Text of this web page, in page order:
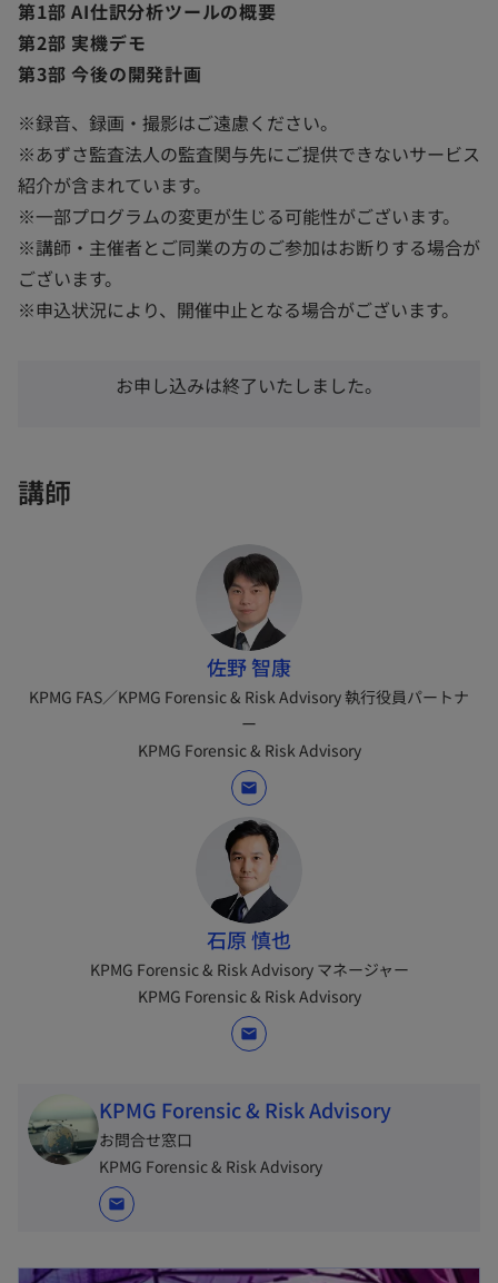
で
第1部 AI仕訳分析ツールの概要
第2部 実機デモ
第3部 今後の開発計画
※録音、録画・撮影はご遠慮ください。
※あずさ監査法人の監査関与先にご提供できないサービス
紹介が含まれています。
※一部プログラムの変更が生じる可能性がございます。
※講師・主催者とご同業の方のご参加はお断りする場合が
ございます。
※申込状況により、開催中止となる場合がございます。
お申し込みは終了いたしました。
講師
佐野 智康
KPMG FAS／KPMG Forensic & Risk Advisory 執行役員パートナ
ー
KPMG Forensic & Risk Advisory
mail
石原 慎也
KPMG Forensic & Risk Advisory マネージャー
KPMG Forensic & Risk Advisory
mail
KPMG Forensic & Risk Advisory
お問合せ窓口
KPMG Forensic & Risk Advisory
mail
新しいタブで開く